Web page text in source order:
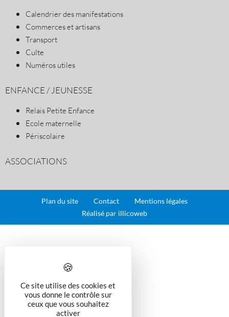
Calendrier des manifestations
Commerces et artisans
Transport
Culte
Numéros utiles
ENFANCE / JEUNESSE
Relais Petite Enfance
Ecole maternelle
Périscolaire
ASSOCIATIONS
Plan du site Contact
Mentions légales
Réalisé par illicoweb
Ce site utilise des cookies et
vous donne le contrôle sur
ceux que vous souhaitez
activer